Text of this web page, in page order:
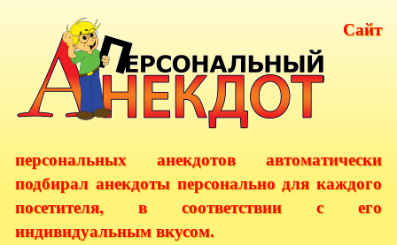
Сайт
персональных анекдотов автоматически
подбирал анекдоты персонально для каждого
посетителя, в соответствии с его
индивидуальным вкусом.